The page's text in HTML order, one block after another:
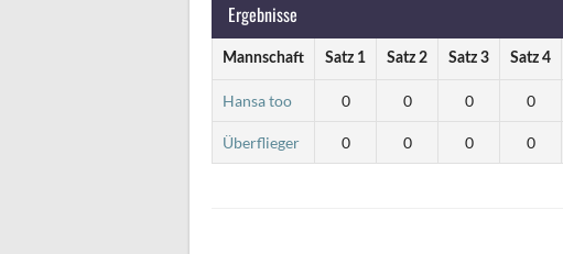
Ergebnisse
Mannschaft Satz 1 Satz 2 Satz 3 Satz 4
Hansa too 0 0 0 0
Überflieger 0 0 0 0